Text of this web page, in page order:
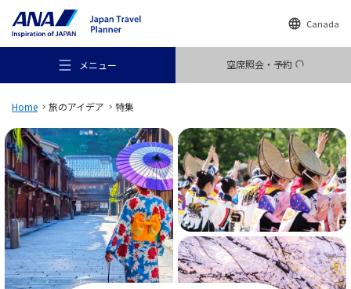
Canada
メニュー 空席照会・予約
おすすめの旅
旅のアイデア
Home 旅のアイデア 特集